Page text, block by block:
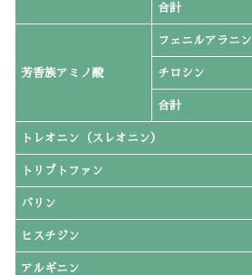
合計
芳香族アミノ酸
フェニルアラニン
チロシン
合計
トレオニン（スレオニン）
トリプトファン
バリン
ヒスチジン
アルギニン